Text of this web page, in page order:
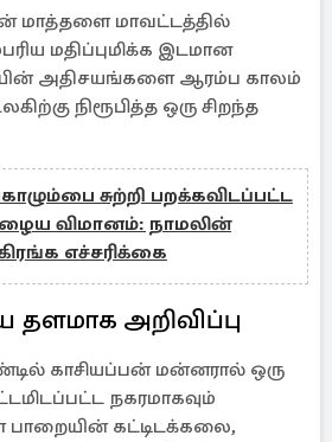
மாத்தளை மாவட்டத்தில்
மதிப்புமிக்க இடமான
அதிசயங்களை ஆரம்ப காலம்
நிரூபித்த ஒரு சிறந்த
சுற்றி பறக்கவிடப்பட்ட
விமானம்: நாமலின்
எச்சரிக்கை
தளமாக அறிவிப்பு
காசியப்பன் மன்னரால் ஒரு
நகரமாகவும்
பாறையின் கட்டிடக்கலை,